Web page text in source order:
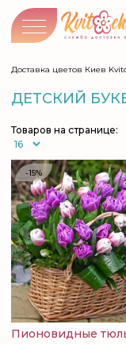
Доставка цветов Киев
ДЕТСКИЙ
Товаров на странице:
-15%
Пионовидные